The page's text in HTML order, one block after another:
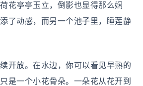
花亭亭玉立，倒影也显得那么娴
了动感，而另一个池子里，睡莲静
放。在水边，你可以看见早熟的
是一个小花骨朵。一朵花从花开到